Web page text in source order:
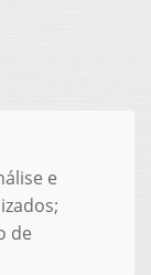
e
de